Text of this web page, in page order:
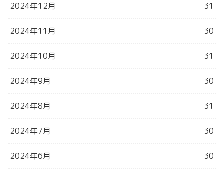
2024年12月 31
2024年11月 30
2024年10月 31
2024年9月 30
2024年8月 31
2024年7月 30
2024年6月 30